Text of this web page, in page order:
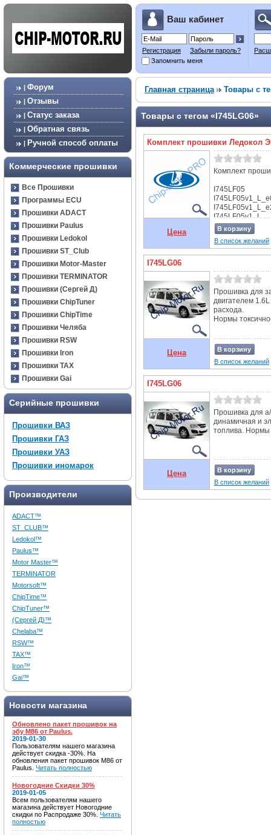
Ваш кабинет
Регистрация
Забыли пароль?
Запомнить меня
| Форум
| Отзывы
| Статус заказа
| Обратная связь
| Ручной способ оплаты
Коммерческие прошивки
Все Прошивки
Программы ECU
Прошивки ADACT
Прошивки Paulus
Прошивки Ledokol
Прошивки ST_Club
Прошивки Motor-Master
Прошивки TERMINATOR
Прошивки (Сергей Д)
Прошивки ChipTuner
Прошивки ChipTime
Прошивки Челяба
Прошивки RSW
Прошивки Iron
Прошивки TAX
Прошивки Gai
Серийные прошивки
Прошивки ВАЗ
Прошивки ГАЗ
Прошивки УАЗ
Прошивки иномарок
Производители
ADACT™
ST_CLUB™
Ledokol™
Paulus™
Motor Master™
TERMINATOR
Motorsoft™
ChipTime™
ChipTuner™
(Сергей Д)™
Chelaba™
RSW™
TAX™
Iron™
Gai™
Новости магазина
Обновлено пакет прошивок на
эбу M86 от Paulus.
2019-01-30
Пользователям нашего магазина
действует скидка -30%. На
обновления пакет прошивок M86 от
Paulus. Читать полностью
Новогодние Скидки 30%
2019-01-05
Всем пользователям нашего
магазина действует Новогодние
скидки по Распродаже 30%. Читать
полностью
Главная страница Товары с
Товары с тегом «I745LG06»
Комплект прошивки Ледокол
Комплект
I745LF05
I745LF05v1_L
I745LG06
I745LG06_L_e0
I745LG06_L_e2
Цена
В корзину
В список желаний
I745LG06
Прошивка для
двигателем
расхода.
Нормы
Цена
В корзину
В список желаний
I745LG06
Прошивка для
динамичная и
топлива. Нормы
Цена
В корзину
В список желаний